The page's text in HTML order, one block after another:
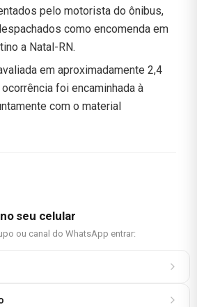
pelo motorista do ônibus,
como encomenda em
a Natal-RN.
em aproximadamente 2,4
foi encaminhada à
com o material
seu celular
ou canal do WhatsApp entrar: